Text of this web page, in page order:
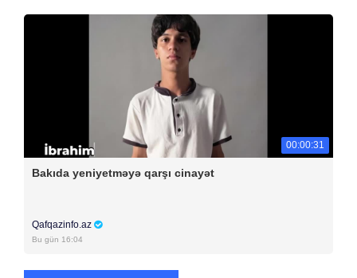
00:00:31
Bakıda yeniyetməyə qarşı cinayət
Qafqazinfo.az
Bu gün 16:04